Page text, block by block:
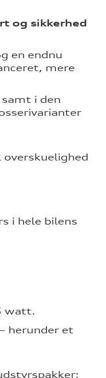
og sikkerhed
en endnu
mere
i den
i hele bilens
watt.
herunder et